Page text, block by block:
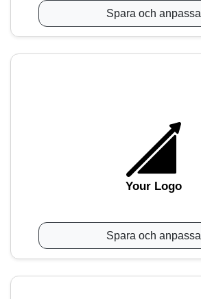
Spara och anpassa
Your Logo
Spara och anpassa